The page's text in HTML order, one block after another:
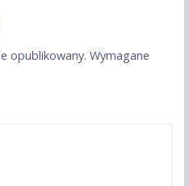
opublikowany. Wymagane